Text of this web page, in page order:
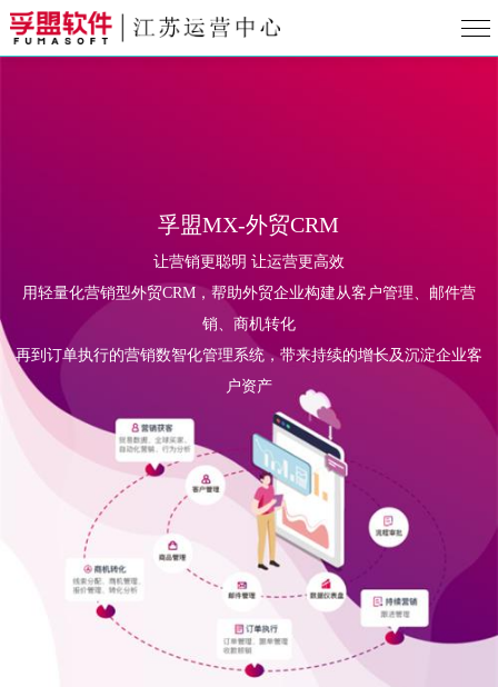
孚盟MX-外贸CRM
让营销更聪明 让运营更高效
用轻量化营销型外贸CRM，帮助外贸企业构建从客户管理、邮件营
销、商机转化
再到订单执行的营销数智化管理系统，带来持续的增长及沉淀企业客
户资产